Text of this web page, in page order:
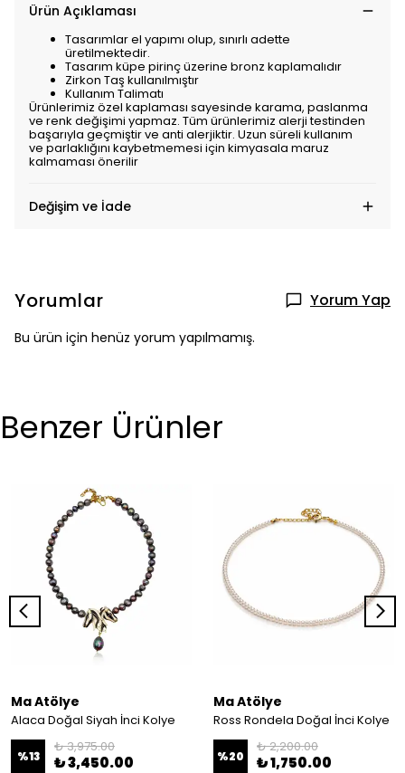
Ürün Açıklaması
Tasarımlar el yapımı olup, sınırlı adette
üretilmektedir.
Tasarım küpe pirinç üzerine bronz kaplamalıdır
Zirkon Taş kullanılmıştır
Kullanım Talimatı
Ürünlerimiz özel kaplaması sayesinde karama, paslanma
ve renk değişimi yapmaz. Tüm ürünlerimiz alerji testinden
başarıyla geçmiştir ve anti alerjiktir. Uzun süreli kullanım
ve parlaklığını kaybetmemesi için kimyasala maruz
kalmaması önerilir
Değişim ve İade
Yorumlar Yorum Yap
Bu ürün için henüz yorum yapılmamış.
Benzer Ürünler
Ma Atölye
Alaca Doğal Siyah İnci Kolye
%13
₺ 3,975.00
₺ 3,450.00
Ma Atölye
Ross Rondela Doğal İnci Kolye
%20
₺ 2,200.00
₺ 1,750.00